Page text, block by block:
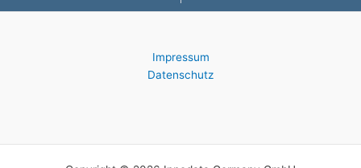
Impressum
Datenschutz